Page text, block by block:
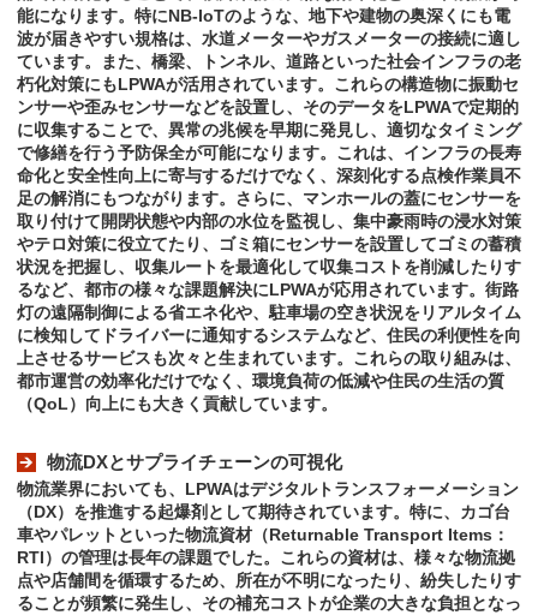
能になります。特にNB-IoTのような、地下や建物の奥深くにも電
波が届きやすい規格は、水道メーターやガスメーターの接続に適し
ています。また、橋梁、トンネル、道路といった社会インフラの老
朽化対策にもLPWAが活用されています。これらの構造物に振動セ
ンサーや歪みセンサーなどを設置し、そのデータをLPWAで定期的
に収集することで、異常の兆候を早期に発見し、適切なタイミング
で修繕を行う予防保全が可能になります。これは、インフラの長寿
命化と安全性向上に寄与するだけでなく、深刻化する点検作業員不
足の解消にもつながります。さらに、マンホールの蓋にセンサーを
取り付けて開閉状態や内部の水位を監視し、集中豪雨時の浸水対策
やテロ対策に役立てたり、ゴミ箱にセンサーを設置してゴミの蓄積
状況を把握し、収集ルートを最適化して収集コストを削減したりす
るなど、都市の様々な課題解決にLPWAが応用されています。街路
灯の遠隔制御による省エネ化や、駐車場の空き状況をリアルタイム
に検知してドライバーに通知するシステムなど、住民の利便性を向
上させるサービスも次々と生まれています。これらの取り組みは、
都市運営の効率化だけでなく、環境負荷の低減や住民の生活の質
（QoL）向上にも大きく貢献しています。
物流DXとサプライチェーンの可視化
物流業界においても、LPWAはデジタルトランスフォーメーション
（DX）を推進する起爆剤として期待されています。特に、カゴ台
車やパレットといった物流資材（Returnable Transport Items：
RTI）の管理は長年の課題でした。これらの資材は、様々な物流拠
点や店舗間を循環するため、所在が不明になったり、紛失したりす
ることが頻繁に発生し、その補充コストが企業の大きな負担となっ